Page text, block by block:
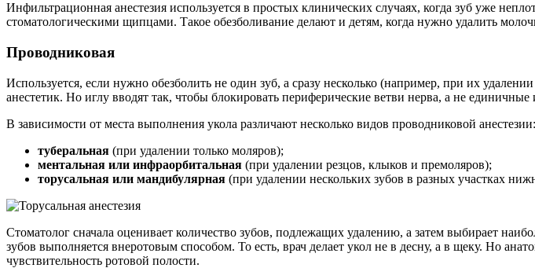
Инфильтрационная анестезия используется в простых клинических случаях, когда зуб уже
стоматологическими щипцами. Такое обезболивание делают и детям, когда нужно удалить
Проводниковая
Используется, если нужно обезболить не один зуб, а сразу несколько (например, при их
анестетик. Но иглу вводят так, чтобы блокировать периферические ветви нерва, а не
В зависимости от места выполнения укола различают несколько видов проводниковой анестезии:
туберальная (при удалении только моляров);
ментальная или инфраорбитальная (при удалении резцов, клыков и премоляров);
торусальная или мандибулярная (при удалении нескольких зубов в разных участках
Стоматолог сначала оценивает количество зубов, подлежащих удалению, а затем выбирает
зубов выполняется внеротовым способом. То есть, врач делает укол не в десну, а в щеку. Но
чувствительность ротовой полости.